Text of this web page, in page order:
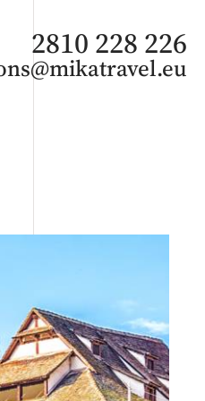
Φθινόπωρο 2026
2810 228 226